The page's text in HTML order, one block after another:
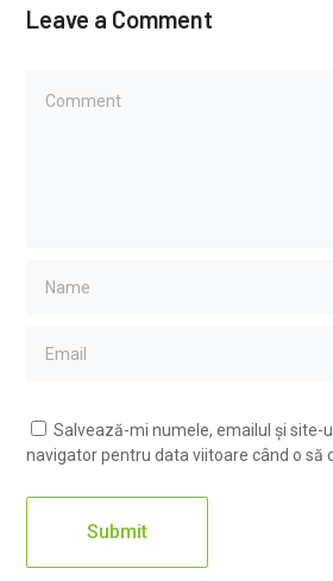
Leave a Comment
Salvează-mi numele, emailul și site-
navigator pentru data viitoare când o să